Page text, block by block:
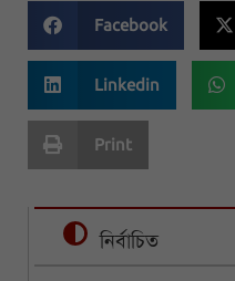
Facebook
Linkedin
Print
নির্বাচিত